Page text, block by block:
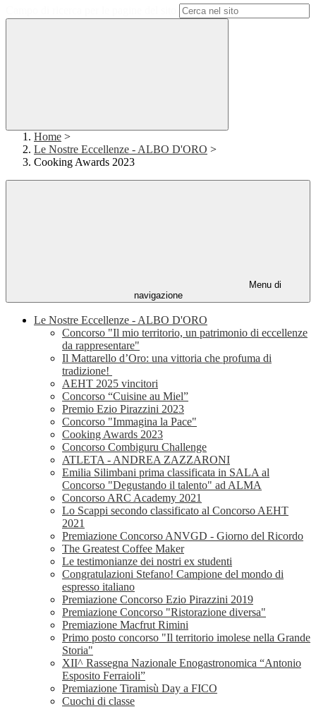
Home >
Le Nostre Eccellenze - ALBO D'ORO >
Cooking Awards 2023
Menu di
navigazione
Le Nostre Eccellenze - ALBO D'ORO
Concorso "Il mio territorio, un patrimonio di eccellenze
da rappresentare"
Il Mattarello d’Oro: una vittoria che profuma di
tradizione!
AEHT 2025 vincitori
Concorso “Cuisine au Miel”
Premio Ezio Pirazzini 2023
Concorso "Immagina la Pace"
Cooking Awards 2023
Concorso Combiguru Challenge
ATLETA - ANDREA ZAZZARONI
Emilia Silimbani prima classificata in SALA al
Concorso "Degustando il talento" ad ALMA
Concorso ARC Academy 2021
Lo Scappi secondo classificato al Concorso AEHT
2021
Premiazione Concorso ANVGD - Giorno del Ricordo
The Greatest Coffee Maker
Le testimonianze dei nostri ex studenti
Congratulazioni Stefano! Campione del mondo di
espresso italiano
Premiazione Concorso Ezio Pirazzini 2019
Premiazione Concorso "Ristorazione diversa"
Premiazione Macfrut Rimini
Primo posto concorso "Il territorio imolese nella Grande
Storia"
XII^ Rassegna Nazionale Enogastronomica “Antonio
Esposito Ferraioli”
Premiazione Tiramisù Day a FICO
Cuochi di classe